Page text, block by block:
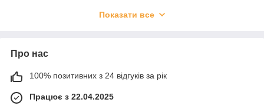
жіночі брюки купити, важливо враховувати фасон, матеріал і
Які бувають жіночі брюки
широкі брюки — забезпечують комфорт і свободу
Показати все
Про нас
100% позитивних з 24 відгуків за рік
Працює з 22.04.2025